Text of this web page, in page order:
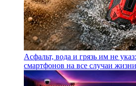
Асфальт, вода и грязь им не
смартфонов на все случаи жизни